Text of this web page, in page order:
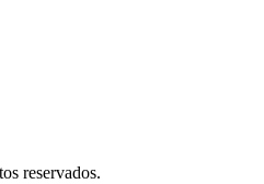
reservados.